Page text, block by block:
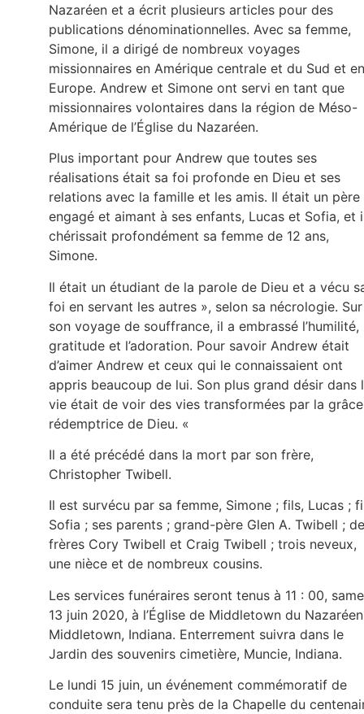
Nazaréen et a écrit plusieurs articles pour des
publications dénominationnelles. Avec sa femme,
Simone, il a dirigé de nombreux voyages
missionnaires en Amérique centrale et du Sud et en
Europe. Andrew et Simone ont servi en tant que
missionnaires volontaires dans la région de Méso-
Amérique de l’Église du Nazaréen.
Plus important pour Andrew que toutes ses
réalisations était sa foi profonde en Dieu et ses
relations avec la famille et les amis. Il était un père
engagé et aimant à ses enfants, Lucas et Sofia, et
chérissait profondément sa femme de 12 ans,
Simone.
Il était un étudiant de la parole de Dieu et a vécu
foi en servant les autres », selon sa nécrologie. Sur
son voyage de souffrance, il a embrassé l’humilité,
gratitude et l’adoration. Pour savoir Andrew était
d’aimer Andrew et ceux qui le connaissaient ont
appris beaucoup de lui. Son plus grand désir dans
vie était de voir des vies transformées par la grâce
rédemptrice de Dieu. «
Il a été précédé dans la mort par son frère,
Christopher Twibell.
Il est survécu par sa femme, Simone ; fils, Lucas ;
Sofia ; ses parents ; grand-père Glen A. Twibell ;
frères Cory Twibell et Craig Twibell ; trois neveux,
une nièce et de nombreux cousins.
Les services funéraires seront tenus à 11 : 00,
13 juin 2020, à l’Église de Middletown du
Middletown, Indiana. Enterrement suivra dans le
Jardin des souvenirs cimetière, Muncie, Indiana.
Le lundi 15 juin, un événement commémoratif de
conduite sera tenu près de la Chapelle du